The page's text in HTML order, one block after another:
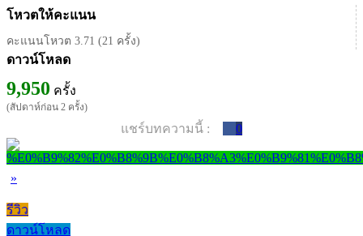
โหวตให้คะแนน
คะแนนโหวต 3.71 (21 ครั้ง)
ดาวน์โหลด
9,950 ครั้ง
(สัปดาห์ก่อน 2 ครั้ง)
แชร์บทความนี้ : 0
»
รีวิว
ดาวน์โหลด